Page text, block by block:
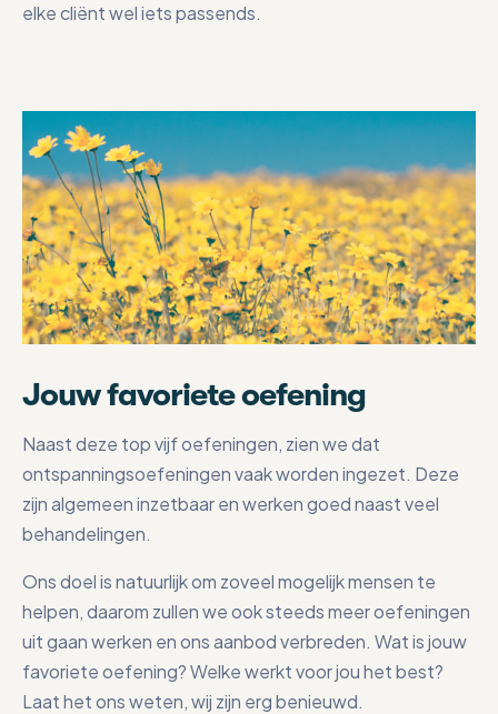
elke cliënt wel iets passends.
Jouw favoriete oefening
Naast deze top vijf oefeningen, zien we dat
ontspanningsoefeningen vaak worden ingezet. Deze
zijn algemeen inzetbaar en werken goed naast veel
behandelingen.
Ons doel is natuurlijk om zoveel mogelijk mensen te
helpen, daarom zullen we ook steeds meer oefeningen
uit gaan werken en ons aanbod verbreden. Wat is jouw
favoriete oefening? Welke werkt voor jou het best?
Laat het ons weten, wij zijn erg benieuwd.